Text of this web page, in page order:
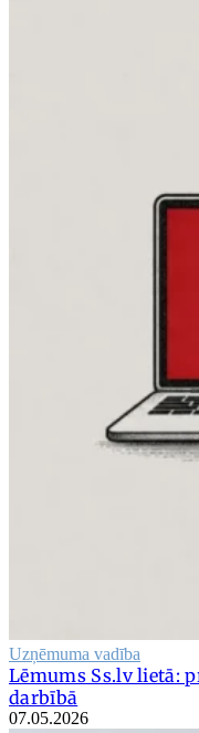
Uzņēmuma vadība
Lēmums Ss.lv lietā:
darbībā
07.05.2026